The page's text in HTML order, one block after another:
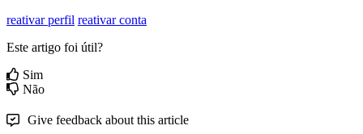
reativar perfil reativar conta
Este artigo foi útil?
Sim
Não
Give feedback about this article